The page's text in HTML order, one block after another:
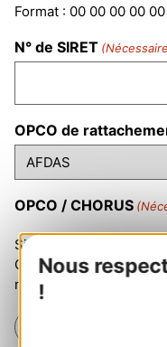
Nous
!
Format : 00 00 00 00 00
N° de SIRET
OPCO de
OPCO / CHORUS
Si pas de prise en
CHORUS ? Si vous
mail le bon de